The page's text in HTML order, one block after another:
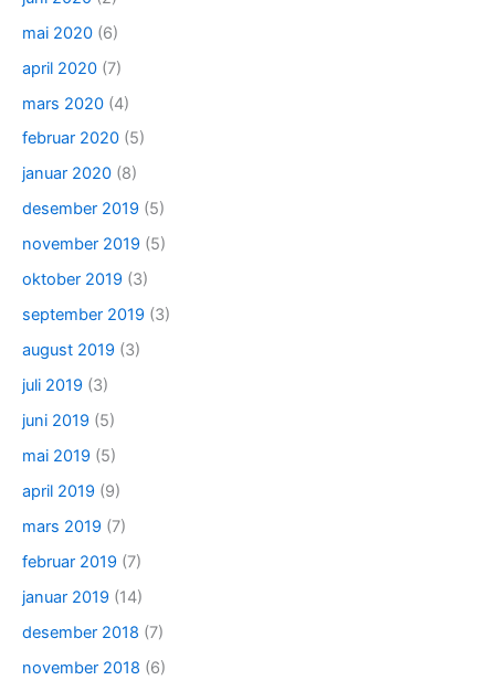
mai 2020 (6)
april 2020 (7)
mars 2020 (4)
februar 2020 (5)
januar 2020 (8)
desember 2019 (5)
november 2019 (5)
oktober 2019 (3)
september 2019 (3)
august 2019 (3)
juli 2019 (3)
juni 2019 (5)
mai 2019 (5)
april 2019 (9)
mars 2019 (7)
februar 2019 (7)
januar 2019 (14)
desember 2018 (7)
november 2018 (6)